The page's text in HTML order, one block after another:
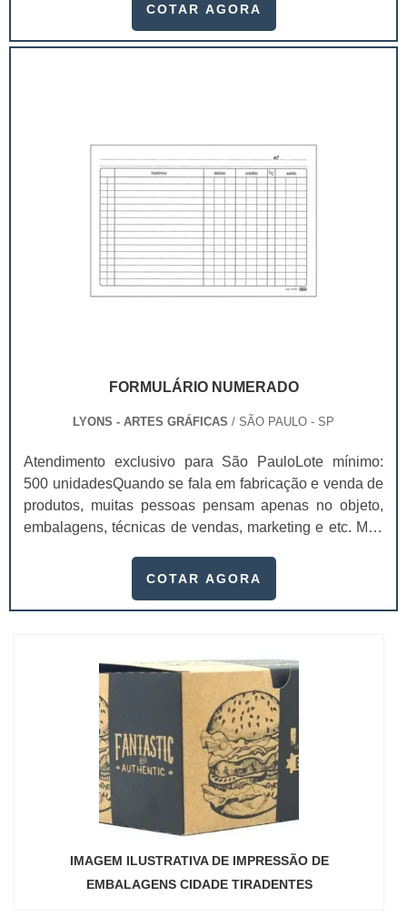
podem assegurar aos clientes características pontuais
COTAR AGORA
FORMULÁRIO NUMERADO
LYONS - ARTES GRÁFICAS / SÃO PAULO - SP
Atendimento exclusivo para São PauloLote mínimo:
500 unidadesQuando se fala em fabricação e venda de
produtos, muitas pessoas pensam apenas no objeto,
embalagens, técnicas de vendas, marketing e etc. Mas
e logística adequada, esses esforços podem não valer
um papel de destaque muito abrangente, pois este item,
COTAR AGORA
IMAGEM ILUSTRATIVA DE IMPRESSÃO DE
EMBALAGENS CIDADE TIRADENTES